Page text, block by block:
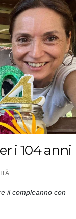
i 104 anni
il compleanno con